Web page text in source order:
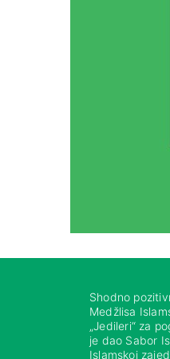
Shodno
Medžlisa
„Jedileri“ za
je dao Sabor
Islamskoj